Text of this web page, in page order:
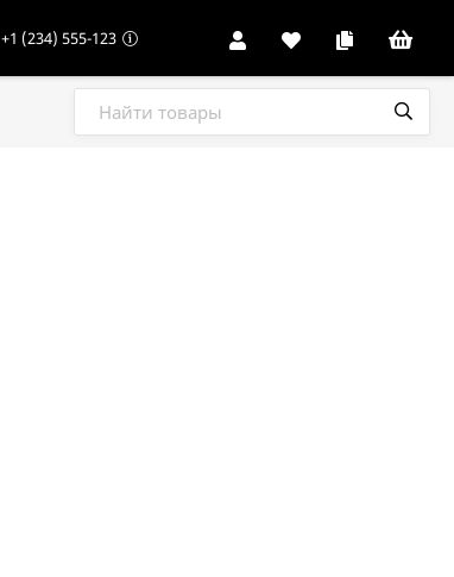
+1 (234) 555-123